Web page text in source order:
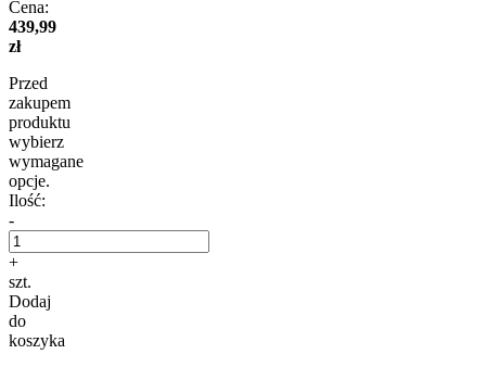
Cena:
439,99
zł
Przed
zakupem
produktu
wybierz
wymagane
opcje.
Ilość:
-
+
szt.
Dodaj
do
koszyka